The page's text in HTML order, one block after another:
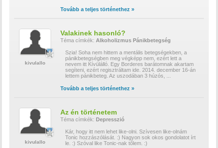
Tovább a teljes történethez »
kivulallo
Valakinek hasonló?
Téma címkék: Alkoholizmus Pánikbetegség
Szia! Soha nem hittem a mentális betegségekben, a
pánikbetegségben meg végképp nem, ezért lett a
nevem itt Kívülálló. Egy Borderes barátomnak akartam
segíteni, ezért regisztráltam ide. 2014. december 16-án
lettem pánikbeteg. Az uszodában 3 húzós,
Tovább a teljes történethez »
kivulallo
Az én történetem
Téma címkék: Depresszió
Kár, hogy itt nem lehet like-olni. Szívesen like-olnám
Tonic hozzászólását. :) Nagyon sok okos gondolatot írt
le. :) Szóval like Tonic-nak tőlem. :)